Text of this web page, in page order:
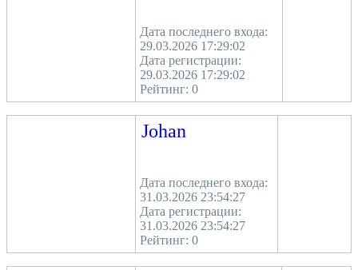
Дата последнего входа:
29.03.2026 17:29:02
Дата регистрации:
29.03.2026 17:29:02
Рейтинг: 0
Johan
Дата последнего входа:
31.03.2026 23:54:27
Дата регистрации:
31.03.2026 23:54:27
Рейтинг: 0